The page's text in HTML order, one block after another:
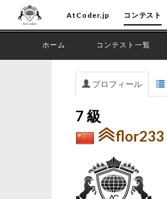
AtCoder.jp コンテスト
ホーム コンテスト一覧
プロフィール
7 級
flor233